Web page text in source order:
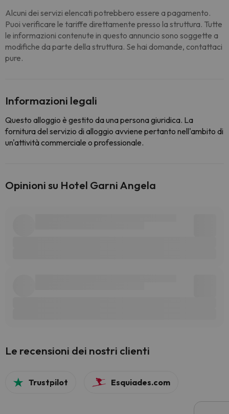
Alcuni dei servizi elencati potrebbero essere a pagamento.
Puoi verificare le tariffe direttamente presso la struttura. Tutte
le informazioni contenute in questo annuncio sono soggette a
modifiche da parte della struttura. Se hai domande, contattaci
pure.
Informazioni legali
Questo alloggio è gestito da una persona giuridica. La
fornitura del servizio di alloggio avviene pertanto nell'ambito di
un'attività commerciale o professionale.
Opinioni su Hotel Garni Angela
Le recensioni dei nostri clienti
Trustpilot Esquiades.com